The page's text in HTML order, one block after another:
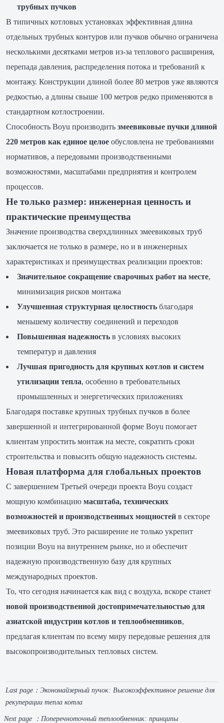
трубных пучков
В типичных котловых установках эффективная длина
отдельных трубных контуров или пучков обычно ограничена
несколькими десятками метров из-за теплового расширения,
перепада давления, распределения потока и требований к
монтажу. Конструкции длиной более 80 метров уже являются
редкостью, а длины свыше 100 метров редко применяются в
стандартном котлостроении.
Способность Boyu производить змеевиковые пучки длиной
220 метров как единое целоеобусловлена не требованиями
нормативов, а передовыми производственными
возможностями, масштабами предприятия и контролем
процессов.
Не только размер: инженерная ценность и
практические преимущества
Значение производства сверхдлинных змеевиковых труб
заключается не только в размере, но и в инженерных
характеристиках и преимуществах реализации проектов:
Значительное сокращение сварочных работ на месте,
минимизация рисков монтажа
Улучшенная структурная целостностьблагодаря
меньшему количеству соединений и переходов
Повышенная надежностьв условиях высоких
температур и давления
Лучшая пригодность для крупных котлов и систем
утилизации тепла, особенно в требовательных
промышленных и энергетических приложениях
Благодаря поставке крупных трубных пучков в более
завершенной и интегрированной форме Boyu помогает
клиентам упростить монтаж на месте, сократить сроки
строительства и повысить общую надежность системы.
Новая платформа для глобальных проектов
С завершением Третьей очереди проекта Boyu создаст
мощную комбинацию масштаба, технических
возможностей и производственных мощностейв секторе
змеевиковых труб. Это расширение не только укрепит
позиции Boyu на внутреннем рынке, но и обеспечит
надежную производственную базу для крупных
международных проектов.
То, что сегодня начинается как вид с воздуха, вскоре станет
новой производственной достопримечательностью для
азиатской индустрии котлов и теплообменников,
предлагая клиентам по всему миру передовые решения для
высокопроизводительных тепловых систем.
Last page： Экономайзерный пучок: Высокоэффективное решение для
рекуперации тепла котла
Next page ：Поперечноточный теплообменник: принципы